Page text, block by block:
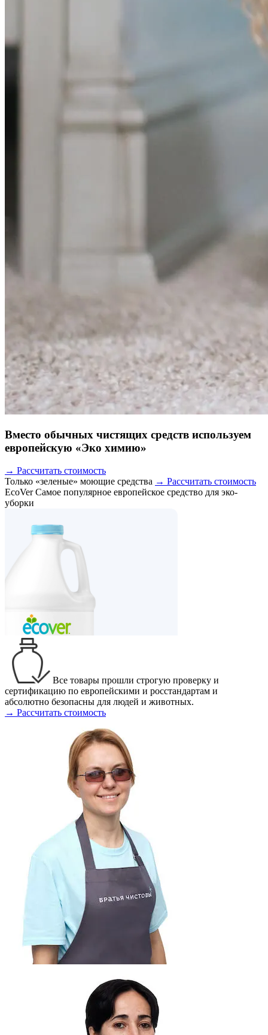
Вместо обычных чистящих средств используем
европейскую «Эко химию»
→ Рассчитать стоимость
Только «зеленые» моющие средства → Рассчитать стоимость
EcoVer Самое популярное европейское средство для эко-
уборки
Все товары прошли строгую проверку и
сертификацию по европейскими и росстандартам и
абсолютно безопасны для людей и животных.
→ Рассчитать стоимость